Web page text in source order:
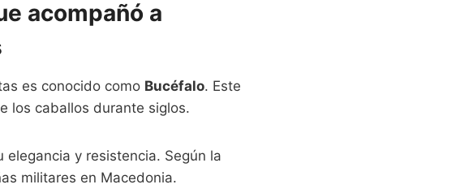
acompañó a
es conocido como Bucéfalo. Este
los caballos durante siglos.
elegancia y resistencia. Según la
militares en Macedonia.